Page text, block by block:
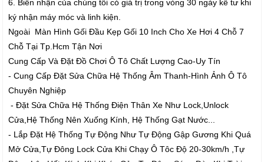
6. Biên nhận của chúng tôi có giá trị trong vòng 30 ngày kể tư khi
ký nhận máy móc và linh kiện.
Ngoài Màn Hình Gối Đầu Kẹp Gối 10 Inch Cho Xe Hơi 4 Chỗ 7
Chỗ Tại Tp.Hcm Tận Nơi
Cung Cấp Và Đặt Đồ Chơi Ô Tô Chất Lượng Cao-Uy Tín
- Cung Cấp Đặt Sửa Chữa Hệ Thống Âm Thanh-Hình Ảnh Ô Tô
Chuyên Nghiệp
- Đặt Sửa Chữa Hệ Thống Điện Thân Xe Như Lock,Unlock
Cửa,Hệ Thống Nên Xuống Kính, Hệ Thống Gạt Nước...
- Lắp Đặt Hệ Thống Tự Động Như Tự Động Gập Gương Khi Quá
Mở Cửa,Tự Đông Lock Cửa Khi Chạy Ô Tôc Độ 20-30km/h ,Tự